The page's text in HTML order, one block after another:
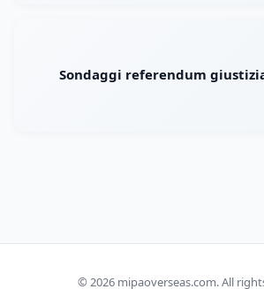
Sondaggi referendum
© 2026 mipaoverseas.com. All